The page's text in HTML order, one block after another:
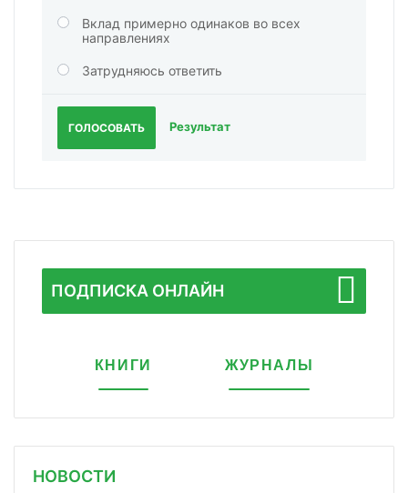
Вклад примерно одинаков во всех
направлениях
Затрудняюсь ответить
ГОЛОСОВАТЬ Результат
ПОДПИСКА ОНЛАЙН
КНИГИ ЖУРНАЛЫ
НОВОСТИ